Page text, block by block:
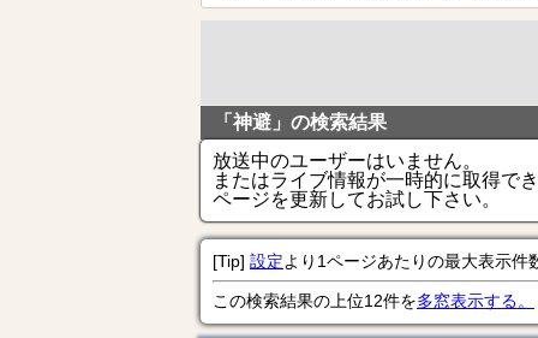
「神避」の検索結果
放送中のユーザーはいません。
またはライブ情報が一時的に取得で
ページを更新してお試し下さい。
[Tip] 設定より1ページあたりの最大表示件
この検索結果の上位12件を多窓表示する。